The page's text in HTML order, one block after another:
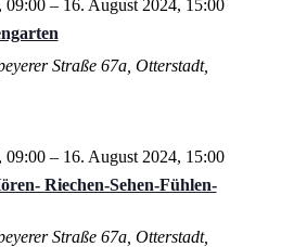
09:00– 16. August 2024, 15:00
Straße 67a, Otterstadt,
Riechen-Sehen-Fühlen-
09:00– 16. August 2024, 15:00
Straße 67a, Otterstadt,